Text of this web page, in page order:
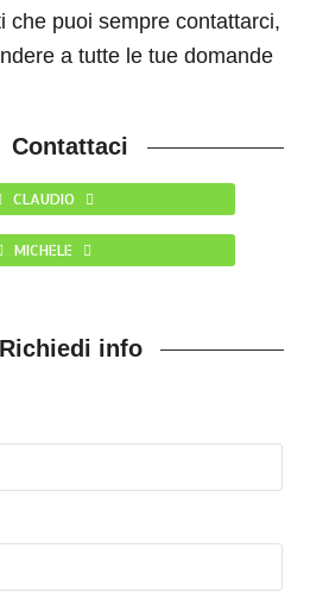
che puoi sempre contattarci,
a tutte le tue domande
Contattaci
CLAUDIO
MICHELE
Richiedi info